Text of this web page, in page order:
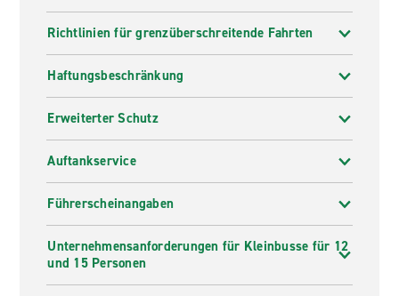
Richtlinien für grenzüberschreitende Fahrten
Haftungsbeschränkung
Erweiterter Schutz
Auftankservice
Führerscheinangaben
Unternehmensanforderungen für Kleinbusse für 12
und 15 Personen